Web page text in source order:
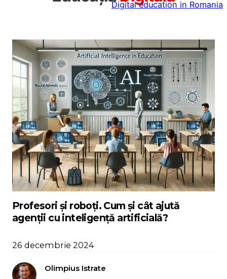
Digital education in Romania
Profesori și roboți. Cum și cât ajută
agenții cu inteligență artificială?
26 decembrie 2024
Olimpius Istrate